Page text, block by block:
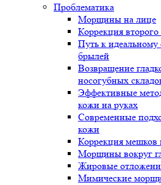
Проблематика
Морщины на лице
Коррекция
Путь к идеальному
брылей
Возвращение
носогубных
Эффективные
кожи на руках
Современные
кожи
Коррекция мешков
Морщины вокруг
Жировые
Мимические